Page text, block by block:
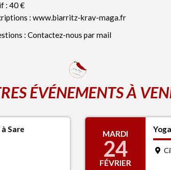
: 40 €
: www.biarritz-krav-maga.fr
: Contactez-nous par mail
ÉVÉNEMENTS À
Sare MARDI
24
FÉVRIER